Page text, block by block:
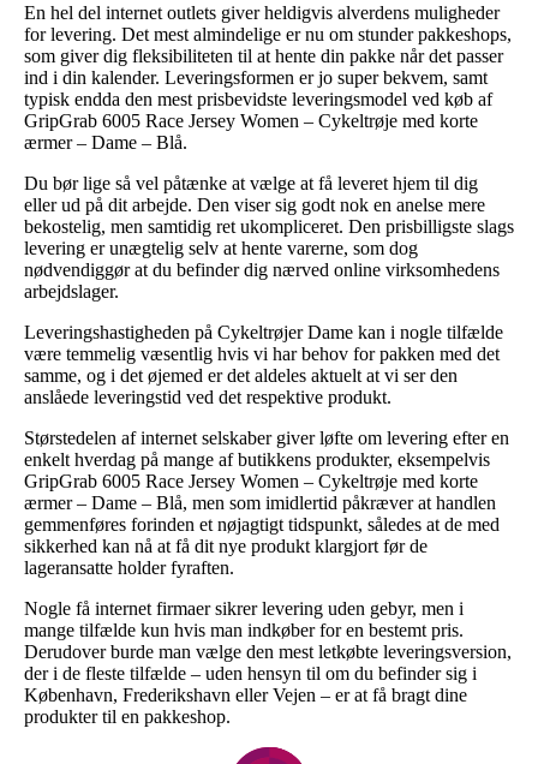
En hel del internet outlets giver heldigvis alverdens muligheder
for levering. Det mest almindelige er nu om stunder pakkeshops,
som giver dig fleksibiliteten til at hente din pakke når det passer
ind i din kalender. Leveringsformen er jo super bekvem, samt
typisk endda den mest prisbevidste leveringsmodel ved køb af
GripGrab 6005 Race Jersey Women – Cykeltrøje med korte
ærmer – Dame – Blå.
Du bør lige så vel påtænke at vælge at få leveret hjem til dig
eller ud på dit arbejde. Den viser sig godt nok en anelse mere
bekostelig, men samtidig ret ukompliceret. Den prisbilligste slags
levering er unægtelig selv at hente varerne, som dog
nødvendiggør at du befinder dig nærved online virksomhedens
arbejdslager.
Leveringshastigheden på Cykeltrøjer Dame kan i nogle tilfælde
være temmelig væsentlig hvis vi har behov for pakken med det
samme, og i det øjemed er det aldeles aktuelt at vi ser den
anslåede leveringstid ved det respektive produkt.
Størstedelen af internet selskaber giver løfte om levering efter en
enkelt hverdag på mange af butikkens produkter, eksempelvis
GripGrab 6005 Race Jersey Women – Cykeltrøje med korte
ærmer – Dame – Blå, men som imidlertid påkræver at handlen
gemmenføres forinden et nøjagtigt tidspunkt, således at de med
sikkerhed kan nå at få dit nye produkt klargjort før de
lageransatte holder fyraften.
Nogle få internet firmaer sikrer levering uden gebyr, men i
mange tilfælde kun hvis man indkøber for en bestemt pris.
Derudover burde man vælge den mest letkøbte leveringsversion,
der i de fleste tilfælde – uden hensyn til om du befinder sig i
København, Frederikshavn eller Vejen – er at få bragt dine
produkter til en pakkeshop.